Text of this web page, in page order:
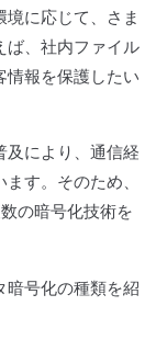
に応じて、さま
ば、社内ファイル
情報を保護したい
及により、通信経
す。そのため、
の暗号化技術を
暗号化の種類を紹